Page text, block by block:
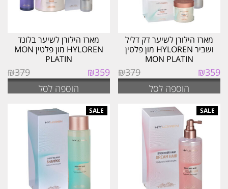
מארז הילורן לשיער דק דליל
ושביר HYLOREN מון פלטין
MON PLATIN
₪379
המחיר
המקורי
₪359
הנוכחי
הוא:הוספה לסל
מארז הילורן לשיער בלונד
HYLOREN מון פלטין MON
PLATIN
₪379
המחיר
המקורי
₪359
הנוכחי
הוא:הוספה לסל